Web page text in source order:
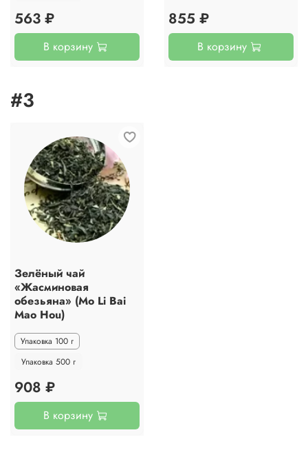
563 ₽
В корзину
855 ₽
В корзину
#3
Зелёный чай
«Жасминовая
обезьяна» (Mo Li Bai
Mao Hou)
Упаковка 100 г
Упаковка 500 г
908 ₽
В корзину